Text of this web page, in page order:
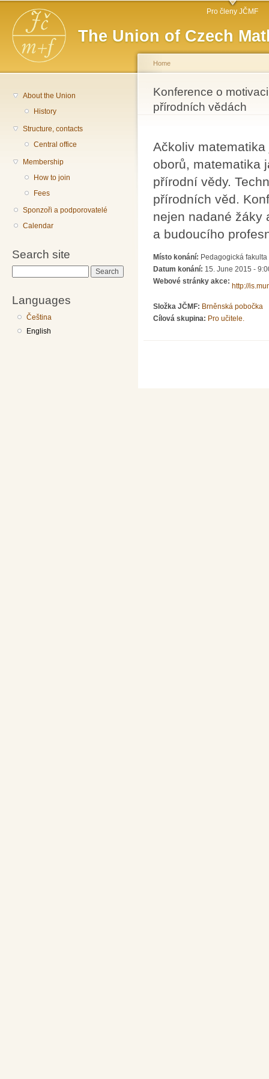
The Union of Czech
Main menu Pro členy JČMF
About the Union
History
Structure, contacts
Central office
Membership
How to join
Fees
Sponzoři a podporovatelé
Calendar
Search site
Languages
Čeština
English
You are here
Home
Konference o
přírodních vědách
Ačkoliv
oborů, matematika
přírodní vědy.
přírodních věd.
nejen nadané žáky
a budoucího
Místo konání: Pedagogická
Datum konání: 15. June 2015 -
Webové stránky akce:
http://
Složka JČMF: Brněnská pobočka
Cílová skupina: Pro učitele.